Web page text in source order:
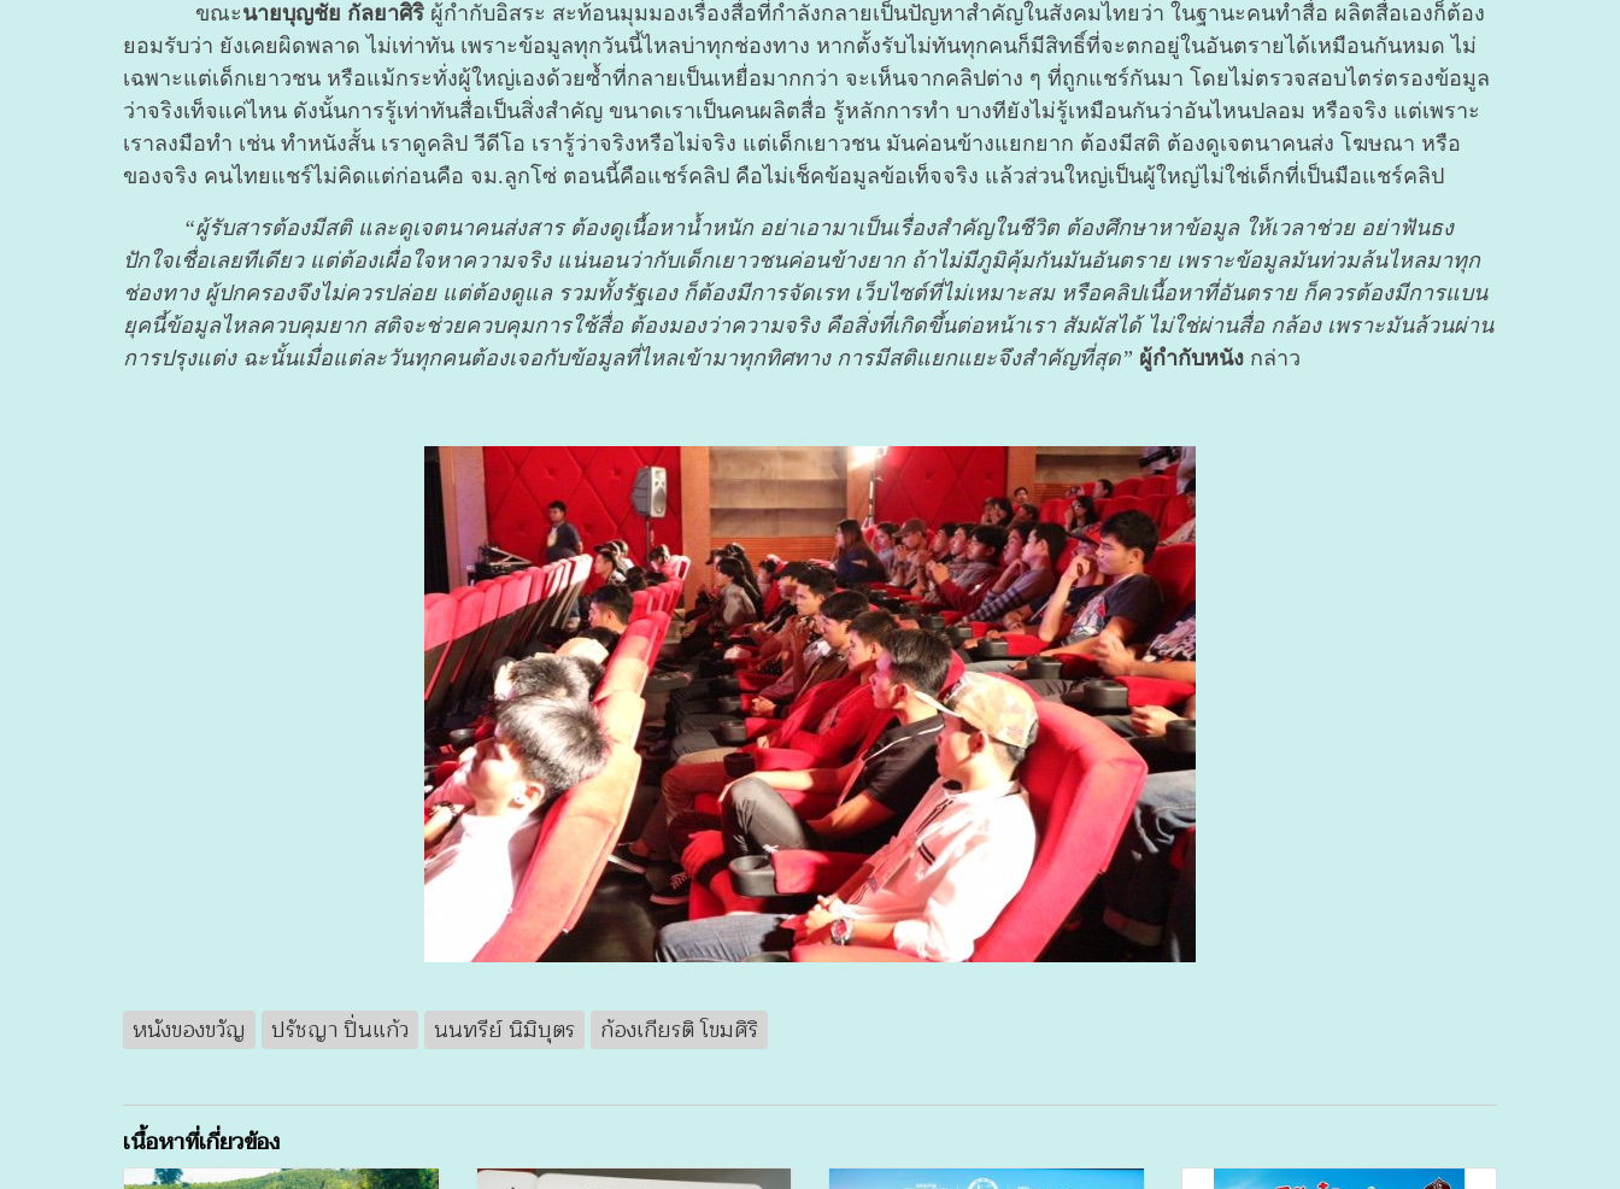
ขณะนายบุญชัย กัลยาศิริ ผู้กำกับอิสระ สะท้อนมุมมองเรื่องสื่อที่กำลังกลายเป็นปัญหาสำคัญในสังคมไทยว่า ในฐานะคนทำสื่อ ผลิตสื่อเองก็ต้อง
ยอมรับว่า ยังเคยผิดพลาด ไม่เท่าทัน เพราะข้อมูลทุกวันนี้ไหลบ่าทุกช่องทาง หากตั้งรับไม่ทันทุกคนก็มีสิทธิ์ที่จะตกอยู่ในอันตรายได้เหมือนกันหมด ไม่
เฉพาะแต่เด็กเยาวชน หรือแม้กระทั่งผู้ใหญ่เองด้วยซ้ำที่กลายเป็นเหยื่อมากกว่า จะเห็นจากคลิปต่าง ๆ ที่ถูกแชร์กันมา โดยไม่ตรวจสอบไตร่ตรองข้อมูล
ว่าจริงเท็จแค่ไหน ดังนั้นการรู้เท่าทันสื่อเป็นสิ่งสำคัญ ขนาดเราเป็นคนผลิตสื่อ รู้หลักการทำ บางทียังไม่รู้เหมือนกันว่าอันไหนปลอม หรือจริง แต่เพราะ
เราลงมือทำ เช่น ทำหนังสั้น เราดูคลิป วีดีโอ เรารู้ว่าจริงหรือไม่จริง แต่เด็กเยาวชน มันค่อนข้างแยกยาก ต้องมีสติ ต้องดูเจตนาคนส่ง โฆษณา หรือ
ของจริง คนไทยแชร์ไม่คิดแต่ก่อนคือ จม.ลูกโซ่ ตอนนี้คือแชร์คลิป คือไม่เช็คข้อมูลข้อเท็จจริง แล้วส่วนใหญ่เป็นผู้ใหญ่ไม่ใช่เด็กที่เป็นมือแชร์คลิป
“ผู้รับสารต้องมีสติ และดูเจตนาคนส่งสาร ต้องดูเนื้อหาน้ำหนัก อย่าเอามาเป็นเรื่องสำคัญในชีวิต ต้องศึกษาหาข้อมูล ให้เวลาช่วย อย่าฟันธง
ปักใจเชื่อเลยทีเดียว แต่ต้องเผื่อใจหาความจริง แน่นอนว่ากับเด็กเยาวชนค่อนข้างยาก ถ้าไม่มีภูมิคุ้มกันมันอันตราย เพราะข้อมูลมันท่วมล้นไหลมาทุก
ช่องทาง ผู้ปกครองจึงไม่ควรปล่อย แต่ต้องดูแล รวมทั้งรัฐเอง ก็ต้องมีการจัดเรท เว็บไซต์ที่ไม่เหมาะสม หรือคลิปเนื้อหาที่อันตราย ก็ควรต้องมีการแบน
ยุคนี้ข้อมูลไหลควบคุมยาก สติจะช่วยควบคุมการใช้สื่อ ต้องมองว่าความจริง คือสิ่งที่เกิดขึ้นต่อหน้าเรา สัมผัสได้ ไม่ใช่ผ่านสื่อ กล้อง เพราะมันล้วนผ่าน
การปรุงแต่ง ฉะนั้นเมื่อแต่ละวันทุกคนต้องเจอกับข้อมูลที่ไหลเข้ามาทุกทิศทาง การมีสติแยกแยะจึงสำคัญที่สุด” ผู้กำกับหนัง กล่าว
หนังของขวัญ ปรัชญา ปิ่นแก้ว นนทรีย์ นิมิบุตร ก้องเกียรติ โขมศิริ
เนื้อหาที่เกี่ยวข้อง